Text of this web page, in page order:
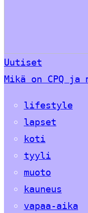
Uutiset
Mikä on CPQ
lifestyle
lapset
koti
tyyli
muoto
kauneus
vapaa-aika